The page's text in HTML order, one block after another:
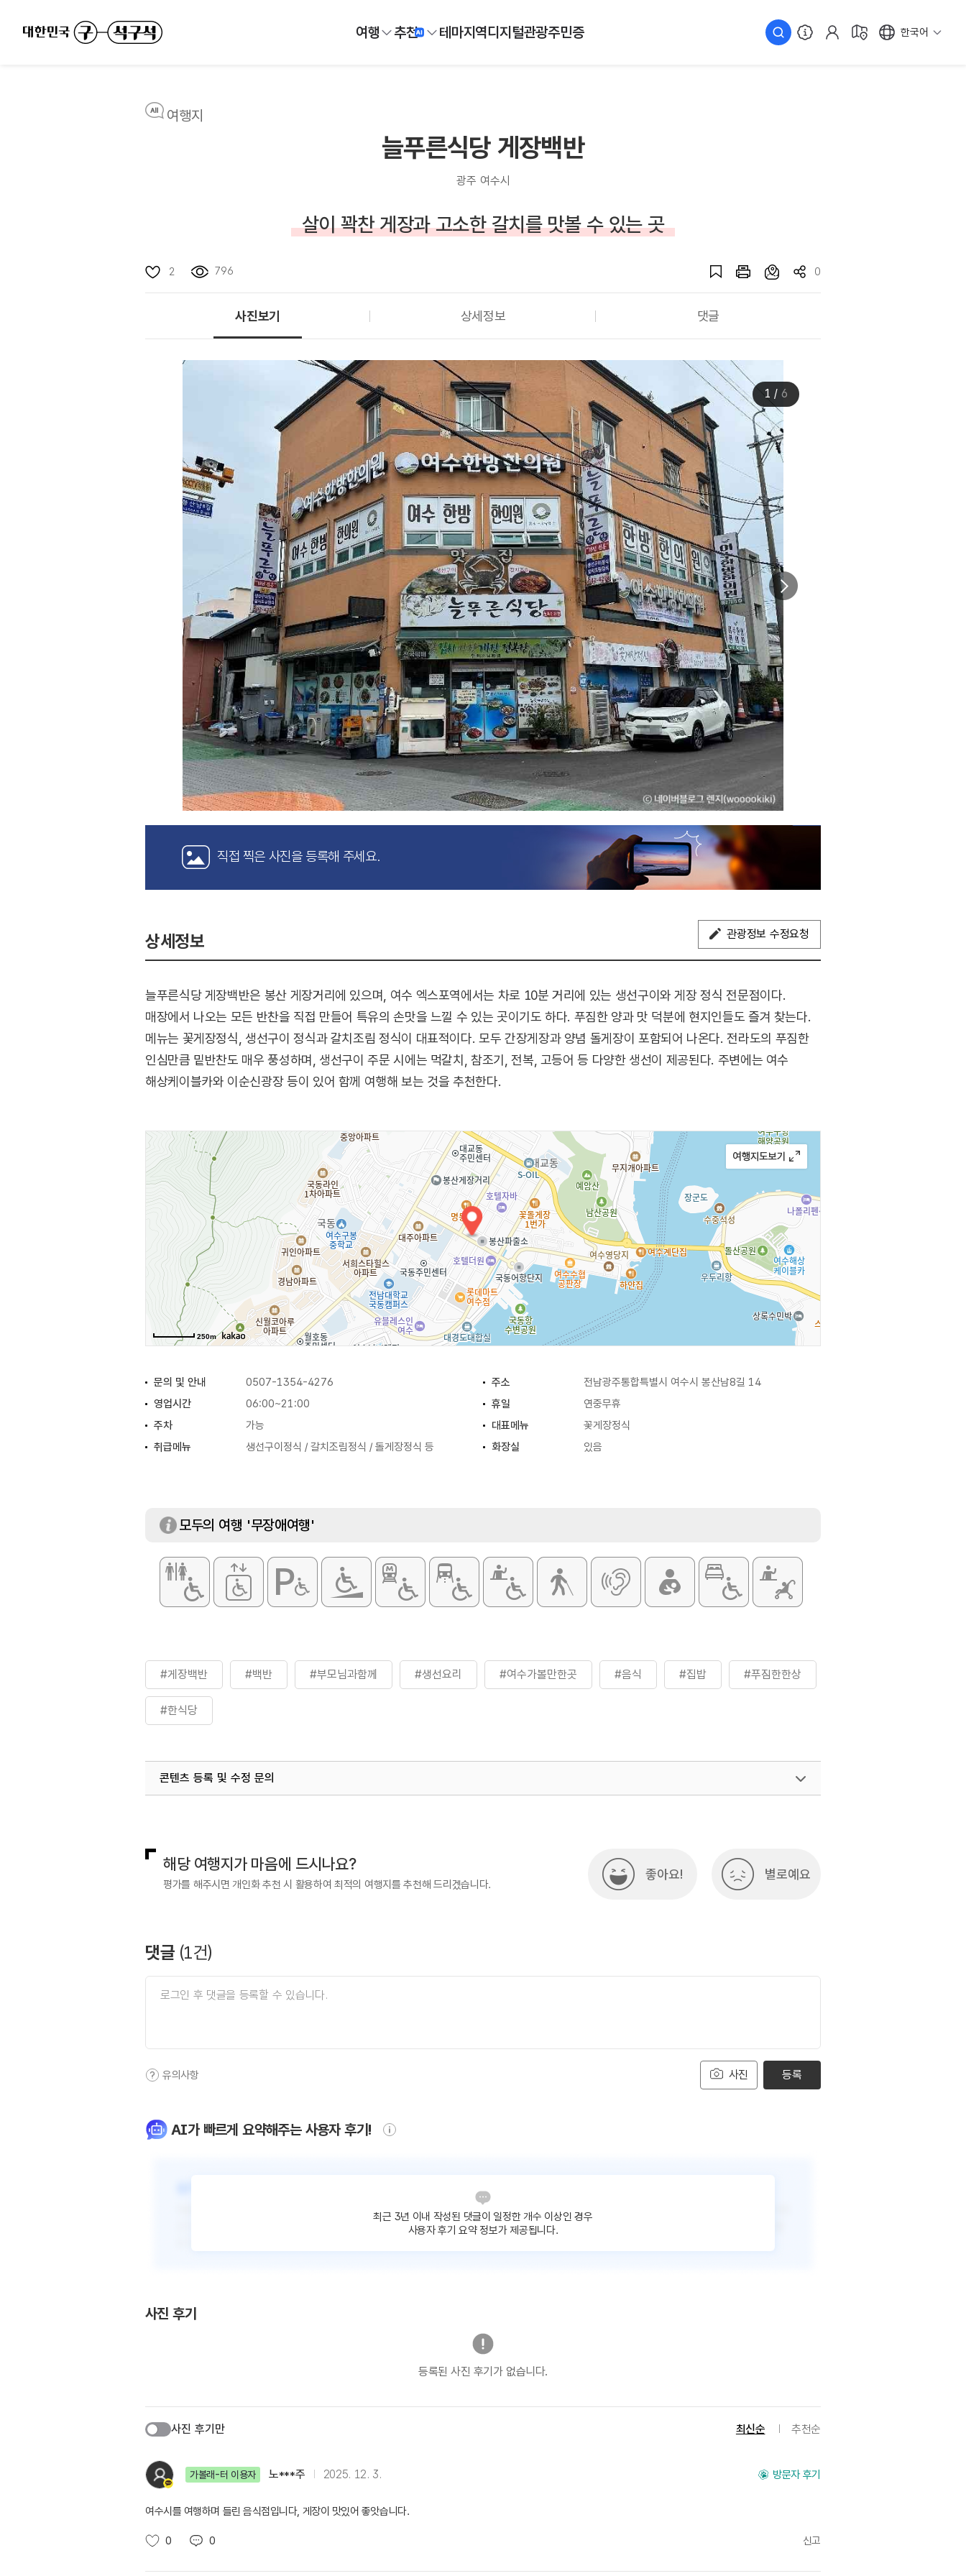
여행 추천 테마지역디지털관광주민증 한국어
여행지
늘푸른식당 게장백반
광주 여수시
살이 꽉찬 게장과 고소한 갈치를 맛볼 수 있는 곳
2 796 0
사진보기 상세정보 댓글
1 / 6
직접 찍은 사진을 등록해 주세요.
상세정보 관광정보 수정요청
늘푸른식당 게장백반은 봉산 게장거리에 있으며, 여수 엑스포역에서는 차로 10분 거리에 있는 생선구이와 게장 정식 전문점이다.
매장에서 나오는 모든 반찬을 직접 만들어 특유의 손맛을 느낄 수 있는 곳이기도 하다. 푸짐한 양과 맛 덕분에 현지인들도 즐겨 찾는다.
메뉴는 꽃게장정식, 생선구이 정식과 갈치조림 정식이 대표적이다. 모두 간장게장과 양념 돌게장이 포함되어 나온다. 전라도의 푸짐한
인심만큼 밑반찬도 매우 풍성하며, 생선구이 주문 시에는 먹갈치, 참조기, 전복, 고등어 등 다양한 생선이 제공된다. 주변에는 여수
해상케이블카와 이순신광장 등이 있어 함께 여행해 보는 것을 추천한다.
250m
문의 및 안내 0507-1354-4276 주소
전남광주통합특별시 여수시 봉산남8길 14
영업시간
06:00~21:00 휴일
연중무휴
주차
가능 대표메뉴
꽃게장정식
취급메뉴
생선구이정식 / 갈치조림정식 / 돌게장정식 등 화장실 있음
모두의 여행 '무장애여행'
#게장백반 #백반 #부모님과함께 #생선요리 #여수가볼만한곳 #음식 #집밥 #푸짐한한상
#한식당
콘텐츠 등록 및 수정 문의
해당 여행지가 마음에 드시나요?
평가를 해주시면 개인화 추천 시 활용하여 최적의 여행지를 추천해 드리겠습니다.
좋아요! 별로예요
댓글 (1건)
사진
유의사항 등록
AI가 빠르게 요약해주는 사용자 후기!
최근 3년 이내 작성된 댓글이 일정한 개수 이상인 경우
사용자 후기 요약 정보가 제공됩니다.
사진 후기
등록된 사진 후기가 없습니다.
사진 후기만 최신순 추천순
가볼래-터 이용자 노***주 2025. 12. 3. 방문자 후기
여수시를 여행하며 들린 음식점입니다, 게장이 맛있어 좋앗습니다.
0 0 신고